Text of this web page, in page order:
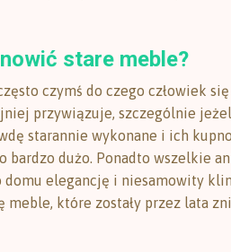
stare meble?
czymś do czego człowiek się
przywiązuje, szczególnie
starannie wykonane i ich kupno
bardzo dużo. Ponadto wszelkie
domu elegancję i niesamowity
meble, które zostały przez lata